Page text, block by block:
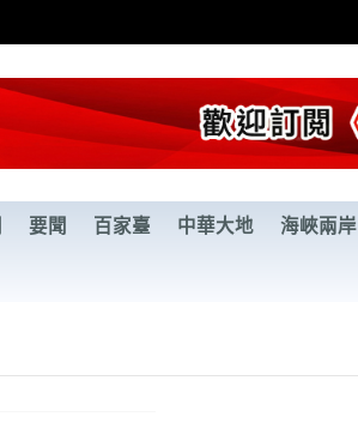
要聞 百家臺 中華大地 海峽兩岸